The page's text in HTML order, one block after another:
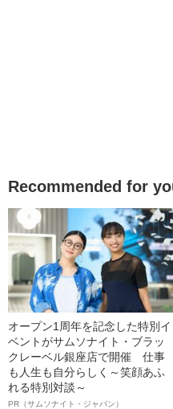
Recommended for
オープン1周年を記念した特別イ
ベントがサムソナイト・ブラッ
クレーベル銀座店で開催 仕事
も人生も自分らしく～笑顔あふ
れる特別対談～
PR（サムソナイト・ジャパン）